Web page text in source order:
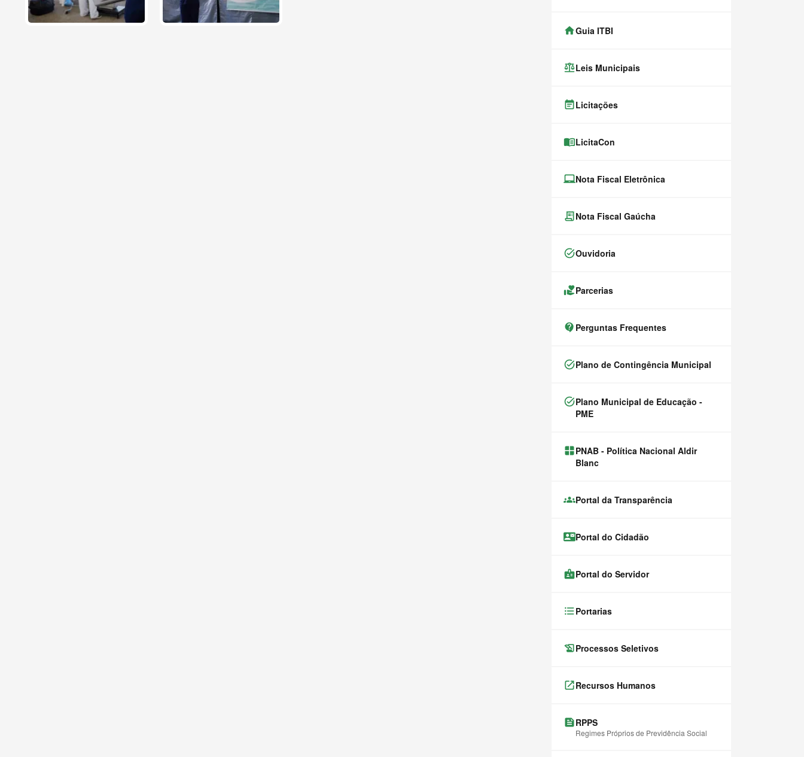
homeGuia ITBI
balanceLeis Municipais
event_noteLicitações
menu_bookLicitaCon
laptop_chromebookNota Fiscal Eletrônica
receipt_long Nota Fiscal Gaúcha
task_altOuvidoria
volunteer_activismParcerias
contact_support Perguntas Frequentes
task_altPlano de Contingência Municipal
task_altPlano Municipal de Educação -
PME
window.alert(
PNAB - Política Nacional Aldir
Blanc
groupsPortal da Transparência
contact_mailPortal do Cidadão
badgePortal do Servidor
format_list_bulletedPortarias
history_eduProcessos Seletivos
launchRecursos Humanos
feedRPPS
Regimes Próprios de Previdência Social